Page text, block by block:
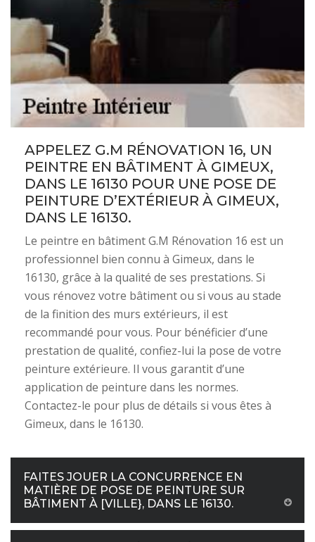
APPELEZ G.M RÉNOVATION 16, UN
PEINTRE EN BÂTIMENT À GIMEUX,
DANS LE 16130 POUR UNE POSE DE
PEINTURE D’EXTÉRIEUR À GIMEUX,
DANS LE 16130.
Le peintre en bâtiment G.M Rénovation 16 est un
professionnel bien connu à Gimeux, dans le
16130, grâce à la qualité de ses prestations. Si
vous rénovez votre bâtiment ou si vous au stade
de la finition des murs extérieurs, il est
recommandé pour vous. Pour bénéficier d’une
prestation de qualité, confiez-lui la pose de votre
peinture extérieure. Il vous garantit d’une
application de peinture dans les normes.
Contactez-le pour plus de détails si vous êtes à
Gimeux, dans le 16130.
FAITES JOUER LA CONCURRENCE EN
MATIÈRE DE POSE DE PEINTURE SUR
BÂTIMENT À [VILLE}, DANS LE 16130.